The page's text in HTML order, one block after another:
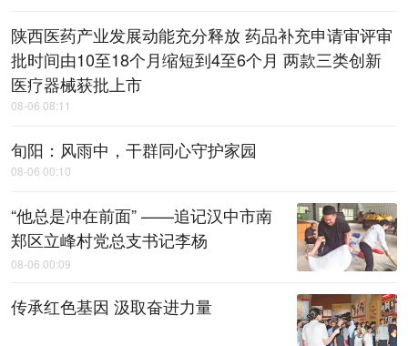
陕西医药产业发展动能充分释放 药品补充申请审评审
批时间由10至18个月缩短到4至6个月 两款三类创新
医疗器械获批上市
08-06 08:11
旬阳：风雨中，​干群同心守护家园
08-06 00:10
“他总是冲在前面” ——追记汉中市南
郑区立峰村党总支书记李杨
08-06 00:09
传承红色基因 汲取奋进力量